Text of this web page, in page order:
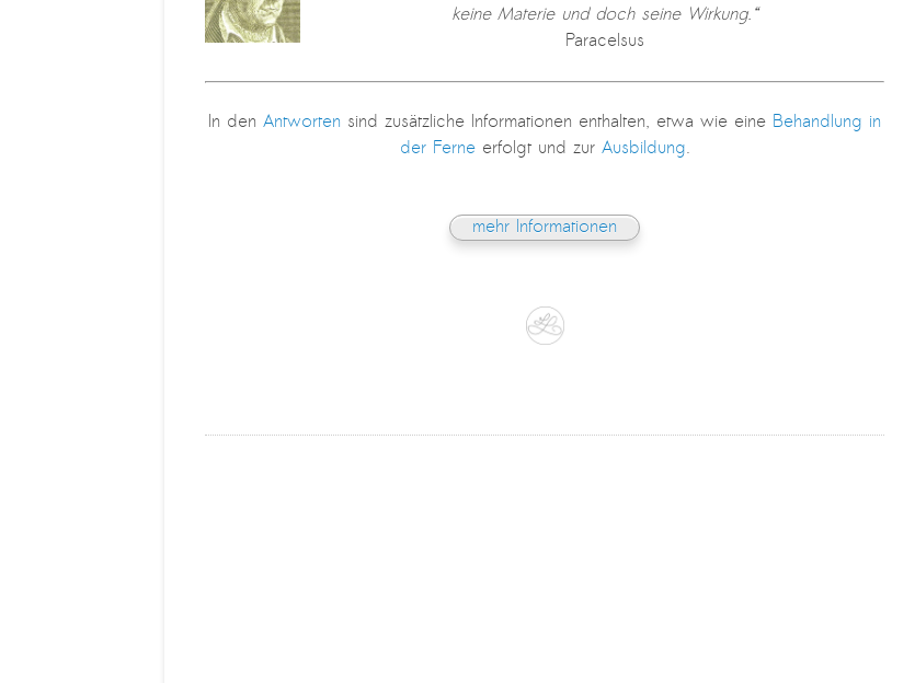
keine Materie und doch seine Wirkung.“
Paracelsus
In denAntworten sind zusätzliche Informationen enthalten, etwa wie eine Behandlung in
der Ferneerfolgt und zur Ausbildung.
mehr Informationen